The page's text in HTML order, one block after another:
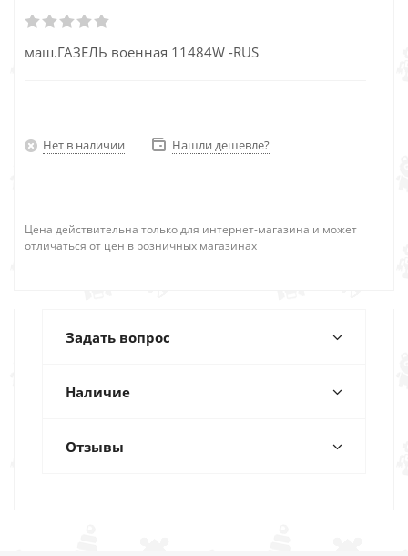
маш.ГАЗЕЛЬ военная 11484W -RUS
Нет в наличии Нашли дешевле?
Цена действительна только для интернет-магазина и может
отличаться от цен в розничных магазинах
Задать вопрос
Наличие
Отзывы